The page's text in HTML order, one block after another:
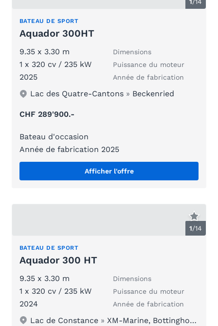
1/14
BATEAU DE SPORT
Aquador 300HT
9.35 x 3.30 m Dimensions
1 x 320 cv / 235 kW Puissance du moteur
2025 Année de fabrication
Lac des Quatre-Cantons » Beckenried
CHF 289'900.-
Bateau d'occasion
Année de fabrication 2025
Afficher l'offre
1/14
BATEAU DE SPORT
Aquador 300 HT
9.35 x 3.30 m Dimensions
1 x 320 cv / 235 kW Puissance du moteur
2024 Année de fabrication
Lac de Constance »XM-Marine, Bottinghofen